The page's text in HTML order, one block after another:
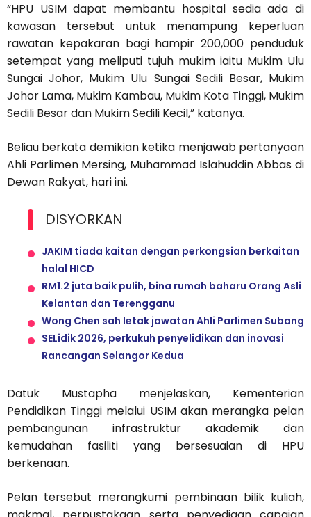
“HPU USIM dapat membantu hospital sedia ada di
kawasan tersebut untuk menampung keperluan
rawatan kepakaran bagi hampir 200,000 penduduk
setempat yang meliputi tujuh mukim iaitu Mukim Ulu
Sungai Johor, Mukim Ulu Sungai Sedili Besar, Mukim
Johor Lama, Mukim Kambau, Mukim Kota Tinggi, Mukim
Sedili Besar dan Mukim Sedili Kecil,” katanya.
Beliau berkata demikian ketika menjawab pertanyaan
Ahli Parlimen Mersing, Muhammad Islahuddin Abbas di
Dewan Rakyat, hari ini.
DISYORKAN
JAKIM tiada kaitan dengan perkongsian berkaitan
halal HICD
RM1.2 juta baik pulih, bina rumah baharu Orang Asli
Kelantan dan Terengganu
Wong Chen sah letak jawatan Ahli Parlimen Subang
SELidik 2026, perkukuh penyelidikan dan inovasi
Rancangan Selangor Kedua
Datuk Mustapha menjelaskan, Kementerian
Pendidikan Tinggi melalui USIM akan merangka pelan
pembangunan infrastruktur akademik dan
kemudahan fasiliti yang bersesuaian di HPU
berkenaan.
Pelan tersebut merangkumi pembinaan bilik kuliah,